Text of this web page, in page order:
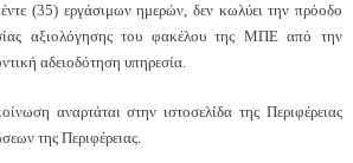
(35) εργάσιμων ημερών, δεν κωλύει την πρόοδο
αξιολόγησης του φακέλου της ΜΠΕ από την
αδειοδότηση υπηρεσία.
αναρτάται στην ιστοσελίδα της Περιφέρειας
της Περιφέρειας.